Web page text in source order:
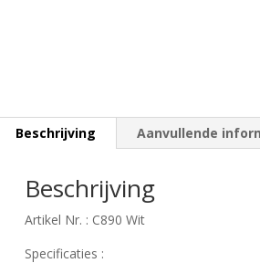
Beschrijving Aanvullende
Beschrijving
Artikel Nr. : C890 Wit
Specificaties :